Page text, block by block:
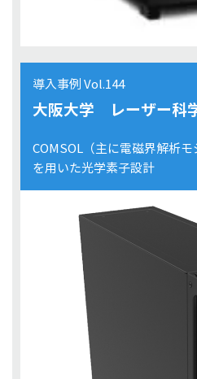
導入事例 Vol.144
大阪大学 レーザー科
COMSOL（主に電磁界解析
を用いた光学素子設計